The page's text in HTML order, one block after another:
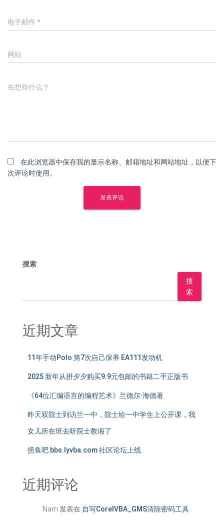
电子邮件 *
网站
在想些什么？
在此浏览器中保存我的显示名称、邮箱地址和网站地址，以便下
次评论时使用。
搜索
搜
索
近期文章
11年手动Polo 第7次自己保养 EA111发动机
2025 新年从拼夕夕购买9.9元包邮的书籍二手正版书
《64位汇编语言的编程艺术》兰德尔·海德著
昨天双院士到访兰一中，院士给一中学生上公开课，我
女儿所在班去听院士教诲了
捞鱼吧 bbs.lyvba.com 社区论坛上线
近期评论
Nam 发表在 自写CorelVBA_GMS清除密码工具